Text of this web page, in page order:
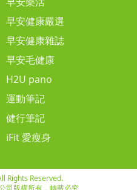
早安健康嚴選
早安健康雜誌
早安毛健康
H2U pano
運動筆記
健行筆記
iFit 愛瘦身
Rights Reserved.
司版權所有，轉載必究